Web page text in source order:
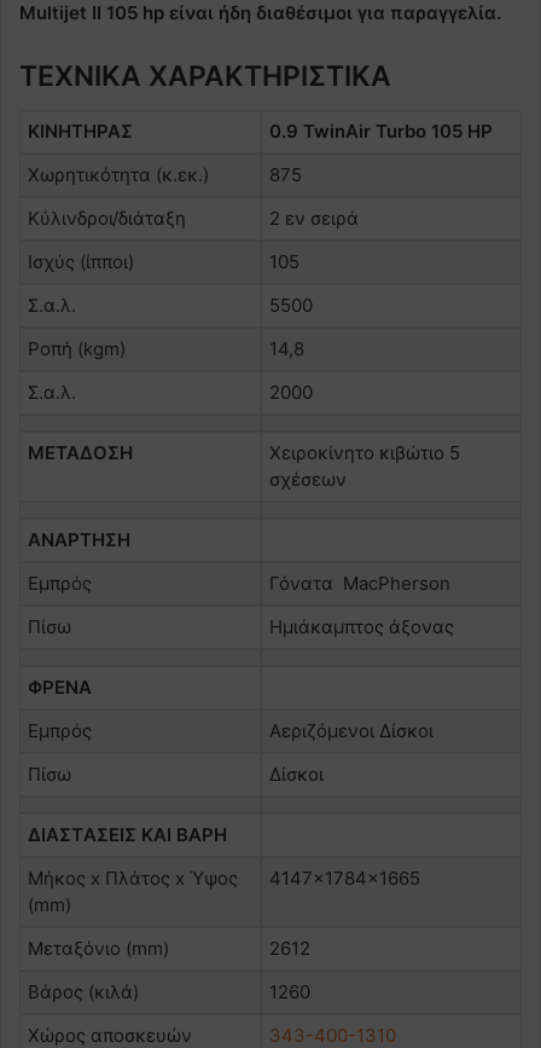
Multijet II 105 hp είναι ήδη διαθέσιμοι για παραγγελία.
ΤΕΧΝΙΚΑ ΧΑΡΑΚΤΗΡΙΣΤΙΚΑ
KINHTHPAΣ
0.9 TwinAir Turbo 105 HP
Χωρητικότητα (κ.εκ.)
875
Κύλινδροι/διάταξη
2 εν σειρά
Iσχύς (ίπποι)
105
Σ.α.λ.
5500
Ροπή (kgm)
14,8
Σ.α.λ.
2000
ΜΕΤΑΔΟΣΗ
Χειροκίνητο κιβώτιο 5
σχέσεων
ΑΝΑΡΤΗΣΗ
Εμπρός
Γόνατα MacPherson
Πίσω
Ημιάκαμπτος άξονας
ΦΡΕΝΑ
Εμπρός
Αεριζόμενοι Δίσκοι
Πίσω
Δίσκοι
ΔΙΑΣΤAΣΕΙΣ ΚΑΙ ΒΑΡΗ
Μήκος x Πλάτος x Ύψος
(mm)
4147x1784x1665
Μεταξόνιο (mm)
2612
Βάρος (κιλά)
1260
Χώρος αποσκευών
343-400-1310